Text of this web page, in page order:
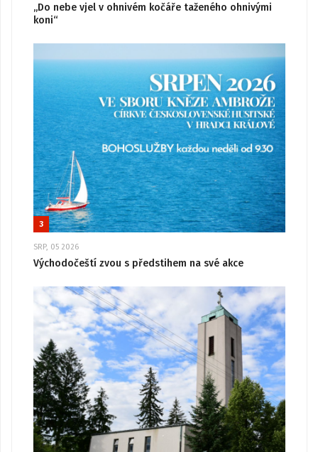
„Do nebe vjel v ohnivém kočáře taženého ohnivými
koni“
3
SRP, 05 2026
Východočeští zvou s předstihem na své akce